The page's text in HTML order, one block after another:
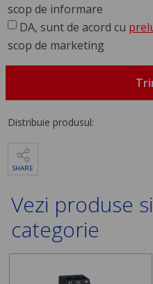
scop de informare
DA, sunt de acord cu
scop de marketing
Distribuie produsul:
SHARE
Vezi produse
categorie